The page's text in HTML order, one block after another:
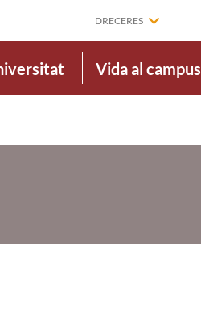
DRECERES
Vida al campus